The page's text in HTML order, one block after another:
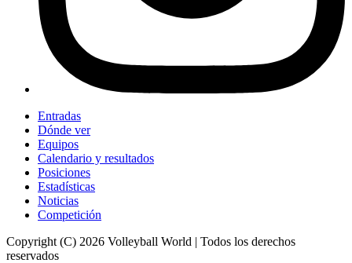
Entradas
Dónde ver
Equipos
Calendario y resultados
Posiciones
Estadísticas
Noticias
Competición
Copyright (C) 2026 Volleyball World | Todos los derechos
reservados